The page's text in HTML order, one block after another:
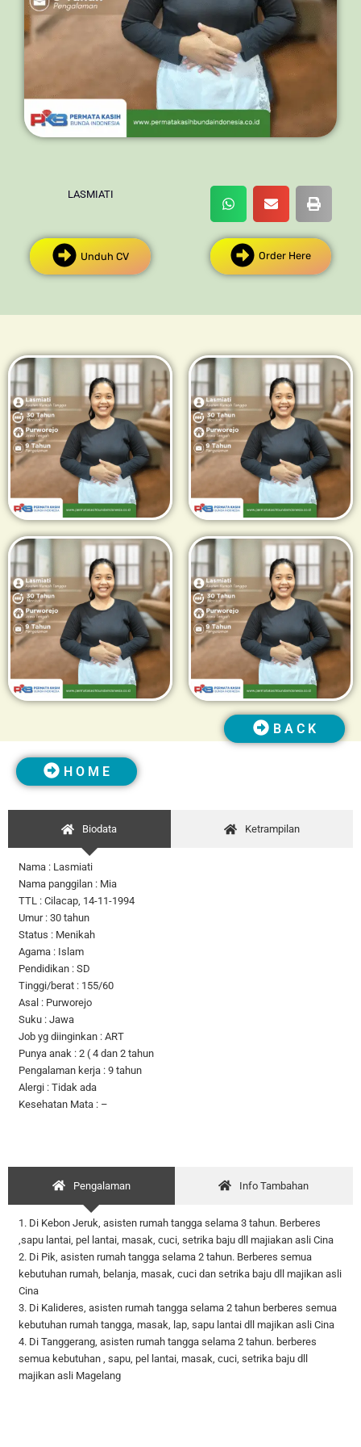
LASMIATI
Unduh CV Order Here
H O M E
B A C K
Biodata Ketrampilan
Nama : Lasmiati
Nama panggilan : Mia
TTL : Cilacap, 14-11-1994
Umur : 30 tahun
Status : Menikah
Agama : Islam
Pendidikan : SD
Tinggi/berat : 155/60
Asal : Purworejo
Suku : Jawa
Job yg diinginkan : ART
Punya anak : 2 ( 4 dan 2 tahun
Pengalaman kerja : 9 tahun
Alergi : Tidak ada
Kesehatan Mata : –
Pengalaman Info Tambahan
1. Di Kebon Jeruk, asisten rumah tangga selama 3 tahun. Berberes
,sapu lantai, pel lantai, masak, cuci, setrika baju dll majiakan asli Cina
2. Di Pik, asisten rumah tangga selama 2 tahun. Berberes semua
kebutuhan rumah, belanja, masak, cuci dan setrika baju dll majikan asli
Cina
3. Di Kalideres, asisten rumah tangga selama 2 tahun berberes semua
kebutuhan rumah tangga, masak, lap, sapu lantai dll majikan asli Cina
4. Di Tanggerang, asisten rumah tangga selama 2 tahun. berberes
semua kebutuhan , sapu, pel lantai, masak, cuci, setrika baju dll
majikan asli Magelang